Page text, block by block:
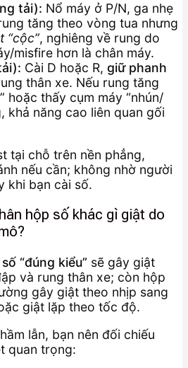
tải): Nổ máy ở P/N, ga nhẹ
tăng theo vòng tua nhưng
“cộc”, nghiêng về rung do
misfire hơn là chân máy.
Cài D hoặc R, giữ phanh
thân xe. Nếu rung tăng
hoặc thấy cụm máy “nhún/
khả năng cao liên quan gối
tại chỗ trên nền phẳng,
nếu cần; không nhờ người
khi bạn cài số.
hộp số khác gì giật do
“đúng kiểu” sẽ gây giật
và rung thân xe; còn hộp
gây giật theo nhịp sang
giật lặp theo tốc độ.
lẫn, bạn nên đối chiếu
quan trọng: